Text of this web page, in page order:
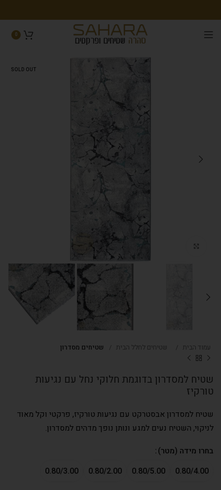
0
SOLD OUT
עמוד הבית שטיחים לחלל הבית שטיחים מסדרון
שטיח למסדרון בדוגמת חלוקי נחל עם נגיעות
טורקיז
שטיח למסדרון אבסטרקט עם נגיעות טורקיז, פרקטי וקל מאוד
לניקוי, השטיח נעים למגע ונותן נופך מדהים למסדרון.
בחרו מידה (מטר)
0.80/4.00
0.80/5.00
0.80/2.00
0.80/3.00